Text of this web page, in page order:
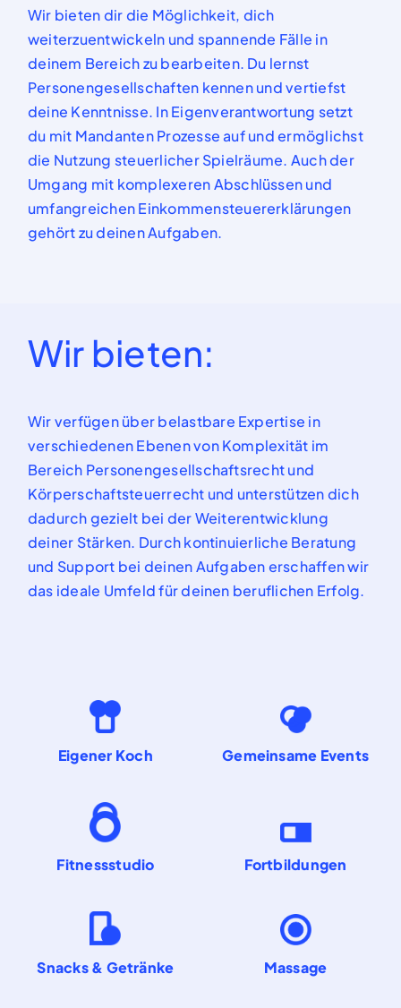
Wir bieten dir die Möglichkeit, dich
weiterzuentwickeln und spannende Fälle in
deinem Bereichzu bearbeiten.Du lernst
Personengesellschaften kennen undvertiefst
deineKenntnisse.In Eigenverantwortung setzt
du mit Mandanten Prozesse aufundermöglichst
die Nutzung steuerlicher Spielräume. Auch der
Umgang mit komplexeren Abschlüssen und
umfangreichenEinkommensteuererklärungen
gehört zu deinen Aufgaben.
Wir bieten:
Wirverfügen über belastbareExpertise in
verschiedenen Ebenen von Komplexität im
Bereich Personengesellschaftsrecht und
Körperschaftsteuerrechtund unterstützen dich
dadurch gezielt bei der Weiterentwicklung
deiner Stärken. Durch kontinuierliche Beratung
und Supportbei deinen Aufgabenerschaffen wir
das ideale Umfeld für deinen beruflichen Erfolg.
Eigener Koch Gemeinsame Events
Fitnessstudio Fortbildungen
Snacks & Getränke Massage